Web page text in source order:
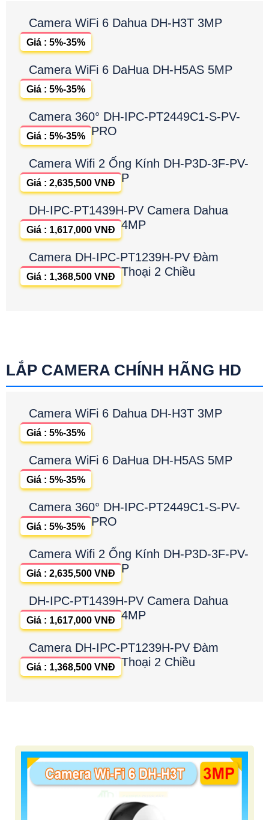
Camera WiFi 6 Dahua DH-H3T 3MP
Giá : 5%-35%
Camera WiFi 6 DaHua DH-H5AS 5MP
Giá : 5%-35%
Camera 360° DH-IPC-PT2449C1-S-PV-
PRO
Giá : 5%-35%
Camera Wifi 2 Ống Kính DH-P3D-3F-PV-
P
Giá : 2,635,500 VNĐ
DH-IPC-PT1439H-PV Camera Dahua
4MP
Giá : 1,617,000 VNĐ
Camera DH-IPC-PT1239H-PV Đàm
Thoại 2 Chiều
Giá : 1,368,500 VNĐ
LẮP CAMERA CHÍNH HÃNG HD
Camera WiFi 6 Dahua DH-H3T 3MP
Giá : 5%-35%
Camera WiFi 6 DaHua DH-H5AS 5MP
Giá : 5%-35%
Camera 360° DH-IPC-PT2449C1-S-PV-
PRO
Giá : 5%-35%
Camera Wifi 2 Ống Kính DH-P3D-3F-PV-
P
Giá : 2,635,500 VNĐ
DH-IPC-PT1439H-PV Camera Dahua
4MP
Giá : 1,617,000 VNĐ
Camera DH-IPC-PT1239H-PV Đàm
Thoại 2 Chiều
Giá : 1,368,500 VNĐ